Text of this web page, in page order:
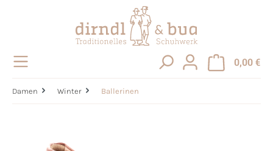
0,00 €
Damen Winter Ballerinen